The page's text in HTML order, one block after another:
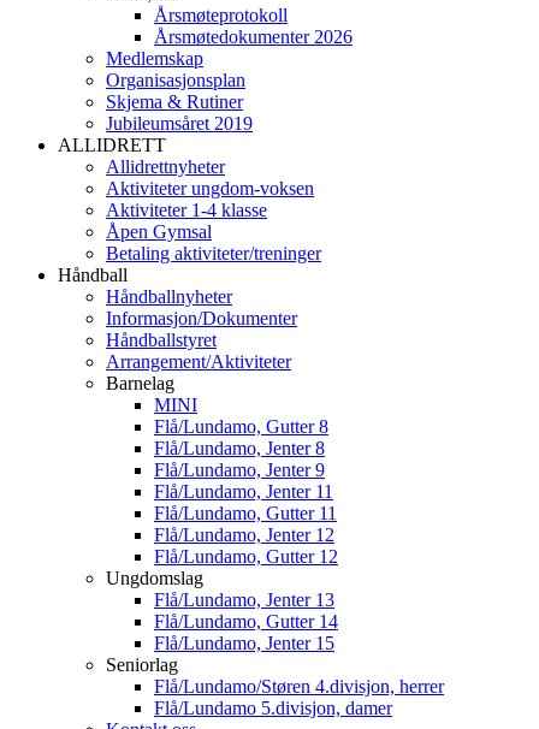
Årsmøteprotokoll
Årsmøtedokumenter 2026
Medlemskap
Organisasjonsplan
Skjema & Rutiner
Jubileumsåret 2019
ALLIDRETT
Allidrettnyheter
Aktiviteter ungdom-voksen
Aktiviteter 1-4 klasse
Åpen Gymsal
Betaling aktiviteter/treninger
Håndball
Håndballnyheter
Informasjon/Dokumenter
Håndballstyret
Arrangement/Aktiviteter
Barnelag
MINI
Flå/Lundamo, Gutter 8
Flå/Lundamo, Jenter 8
Flå/Lundamo, Jenter 9
Flå/Lundamo, Jenter 11
Flå/Lundamo, Gutter 11
Flå/Lundamo, Jenter 12
Flå/Lundamo, Gutter 12
Ungdomslag
Flå/Lundamo, Jenter 13
Flå/Lundamo, Gutter 14
Flå/Lundamo, Jenter 15
Seniorlag
Flå/Lundamo/Støren 4.divisjon, herrer
Flå/Lundamo 5.divisjon, damer